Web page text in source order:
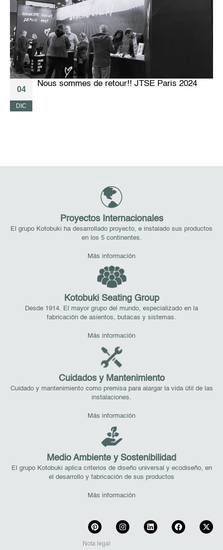
04
DIC
Nous sommes de retour!! JTSE Paris 2024
Proyectos Internacionales
El grupo Kotobuki ha desarrollado proyecto, e instalado sus productos
en los 5 continentes.
Más información
Kotobuki Seating Group
Desde 1914. El mayor grupo del mundo, especializado en la
fabricación de asientos, butacas y sistemas.
Más información
Cuidados y Mantenimiento
Cuidado y mantenimiento como premisa para alargar la vida útil de las
instalaciones.
Más información
Medio Ambiente y Sostenibilidad
El grupo Kotobuki aplica criterios de diseño universal y ecodiseño, en
el desarrollo y fabricación de sus productos
Más información
Nota legal